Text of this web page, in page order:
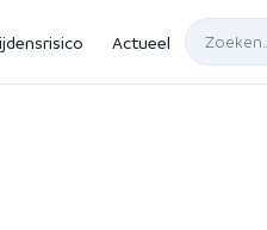
Actueel